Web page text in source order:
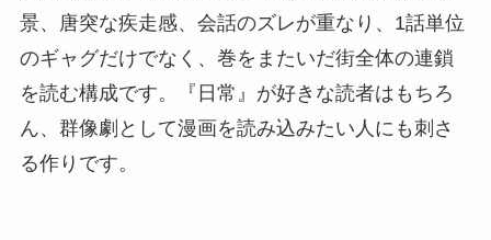
景、唐突な疾走感、会話のズレが重なり、1話単位
のギャグだけでなく、巻をまたいだ街全体の連鎖
を読む構成です。『日常』が好きな読者はもちろ
ん、群像劇として漫画を読み込みたい人にも刺さ
る作りです。